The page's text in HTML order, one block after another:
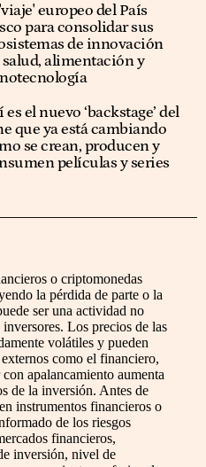
europeo del País
para consolidar sus
de innovación
salud, alimentación y
es el nuevo ‘backstage’ del
que ya está cambiando
se crean, producen y
películas y series
o criptomonedas
la pérdida de parte o la
ser una actividad no
Los precios de las
volátiles y pueden
como el financiero,
apalancamiento aumenta
de la inversión. Antes de
instrumentos financieros o
de los riesgos
financieros,
inversión, nivel de